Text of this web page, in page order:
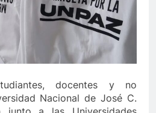
docentes y no
Nacional de José C.